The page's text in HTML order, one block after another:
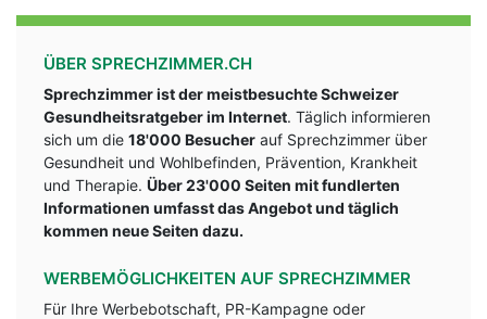
ÜBER SPRECHZIMMER.CH
Sprechzimmer ist der meistbesuchte Schweizer
Gesundheitsratgeber im Internet. Täglich informieren
sich um die 18'000 Besucher auf Sprechzimmer über
Gesundheit und Wohlbefinden, Prävention, Krankheit
und Therapie. Über 23'000 Seiten mit fundlerten
Informationen umfasst das Angebot und täglich
kommen neue Seiten dazu.
WERBEMÖGLICHKEITEN AUF SPRECHZIMMER
Für Ihre Werbebotschaft, PR-Kampagne oder